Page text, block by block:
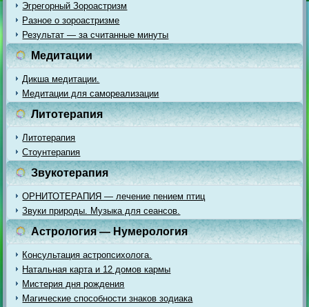
Эгрегорный Зороастризм
Разное о зороастризме
Результат — за считанные минуты
Медитации
Дикша медитации.
Медитации для самореализации
Литотерапия
Литотерапия
Стоунтерапия
Звукотерапия
ОРНИТОТЕРАПИЯ — лечение пением птиц
Звуки природы. Музыка для сеансов.
Астрология — Нумерология
Консультация астропсихолога.
Натальная карта и 12 домов кармы
Мистерия дня рождения
Магические способности знаков зодиака